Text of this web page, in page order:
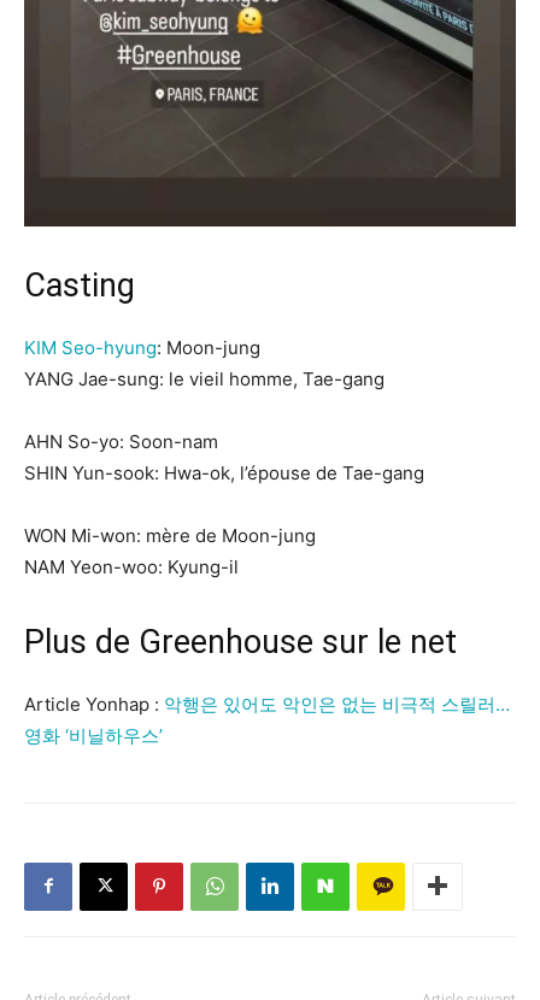
Casting
KIM Seo-hyung: Moon-jung
YANG Jae-sung: le vieil homme, Tae-gang
AHN So-yo: Soon-nam
SHIN Yun-sook: Hwa-ok, l’épouse de Tae-gang
WON Mi-won: mère de Moon-jung
NAM Yeon-woo: Kyung-il
Plus de Greenhouse sur le net
Article Yonhap : 악행은 있어도 악인은 없는 비극적 스릴러…
영화 ‘비닐하우스’